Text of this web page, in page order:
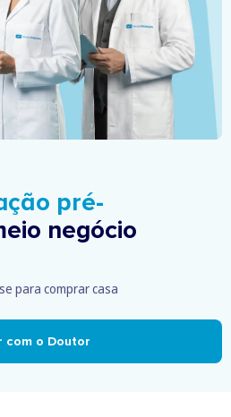
pré-
negócio
para comprar casa
com o Doutor